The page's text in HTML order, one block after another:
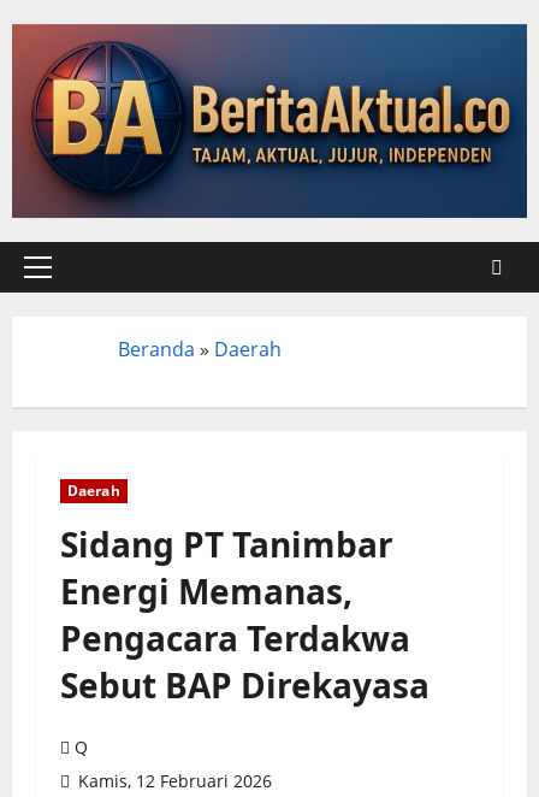
Beranda » Daerah
Daerah
Sidang PT Tanimbar
Energi Memanas,
Pengacara Terdakwa
Sebut BAP Direkayasa
Q
Kamis, 12 Februari 2026